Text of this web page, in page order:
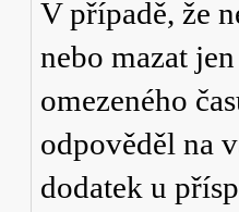
V případě, že
nebo mazat
omezeného
odpověděl na
dodatek u